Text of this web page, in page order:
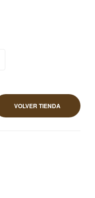
VOLVER TIENDA